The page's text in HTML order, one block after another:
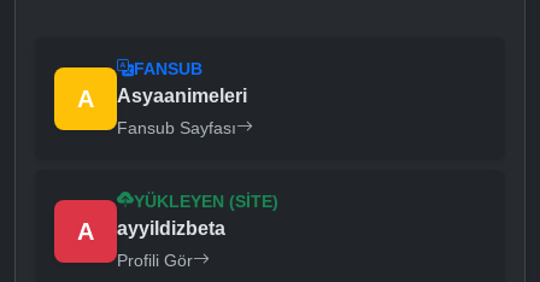
A
FANSUB
Asyaanimeleri
Fansub Sayfası
A
YÜKLEYEN (SITE)
ayyildizbeta
Profili Gör